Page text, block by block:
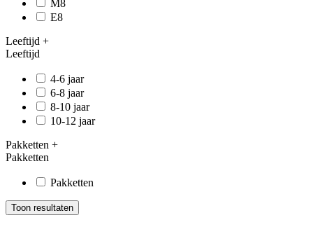
M8
E8
Leeftijd +
Leeftijd
4-6 jaar
6-8 jaar
8-10 jaar
10-12 jaar
Pakketten +
Pakketten
Pakketten
Toon resultaten